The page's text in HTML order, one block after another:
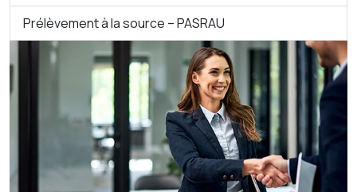
Prélèvement à la source – PASRAU